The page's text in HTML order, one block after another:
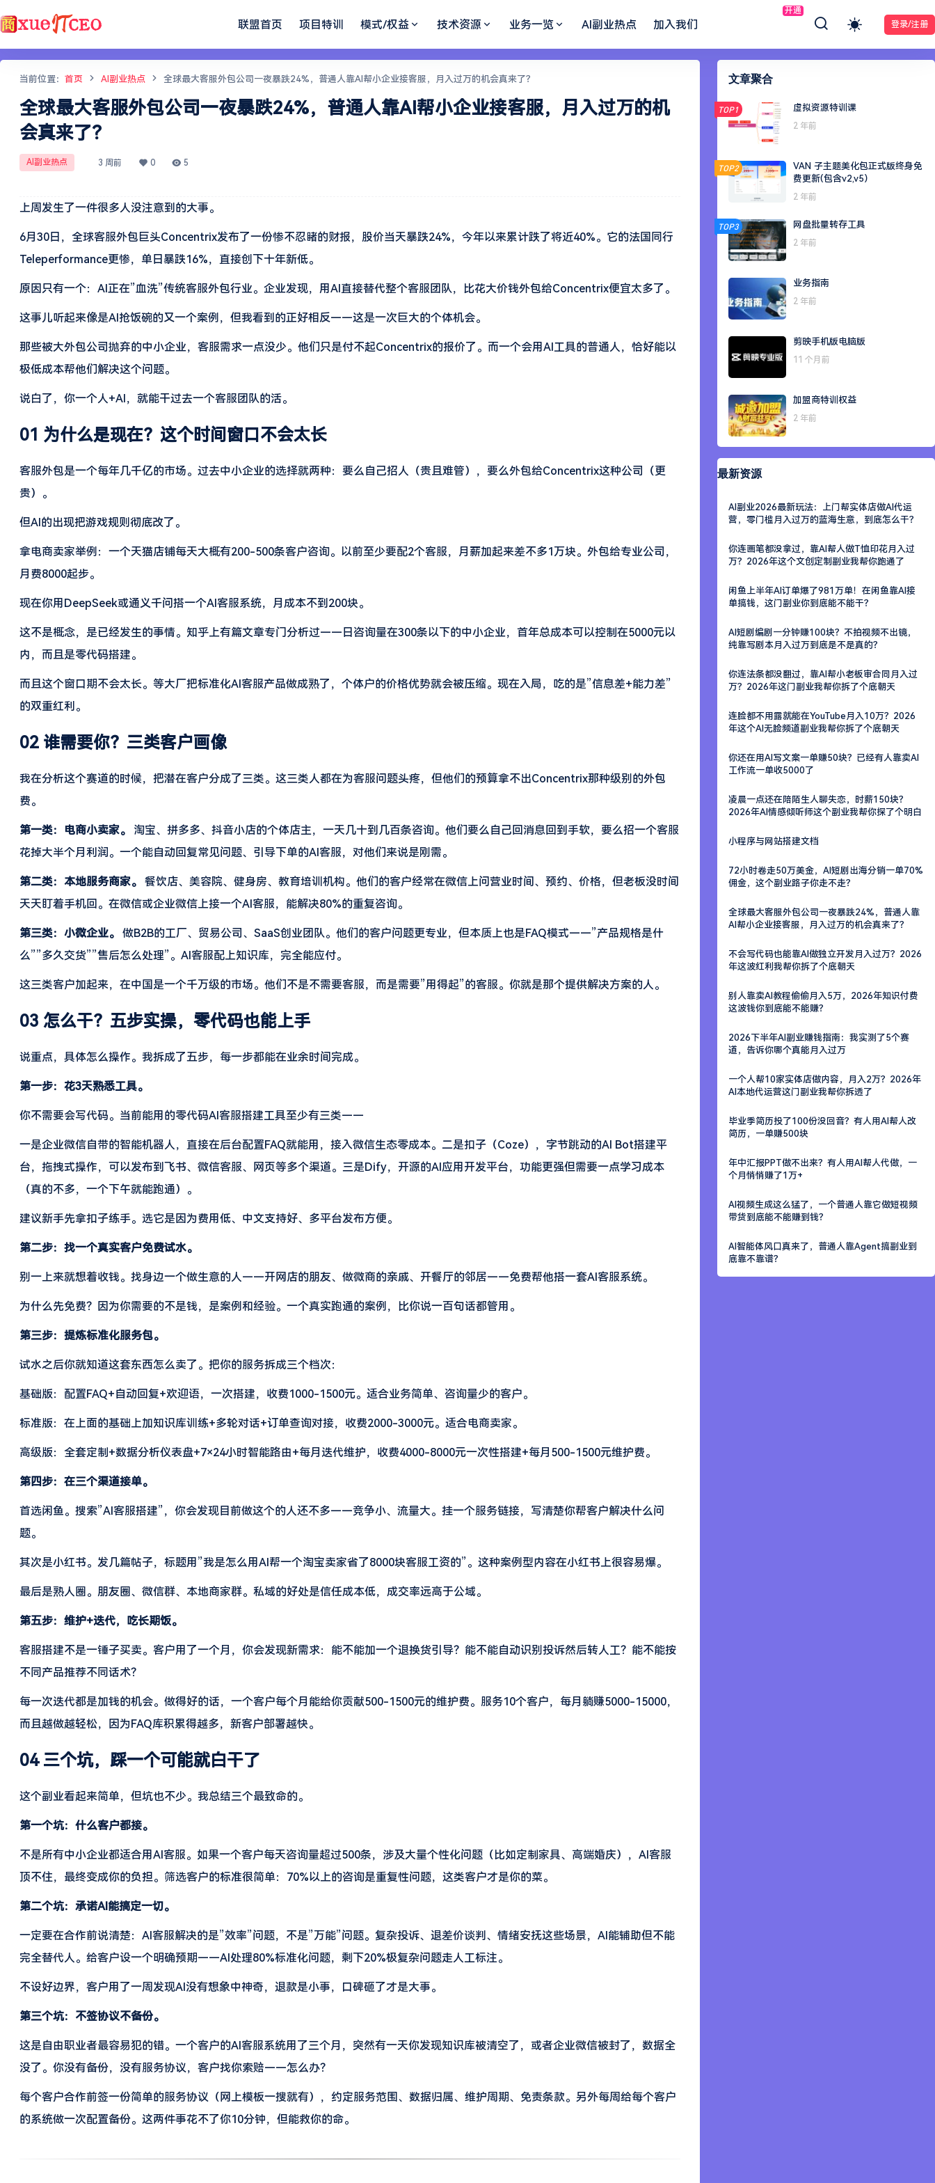
开通
登录/注册
联盟首页 项目特训 模式/权益 技术资源 业务一览 AI副业热点 加入我们
当前位置： 首页 AI副业热点 全球最大客服外包公司一夜暴跌24%，普通人靠AI帮小企业接客服，月入过万的机会真来了？
全球最大客服外包公司一夜暴跌24%，普通人靠AI帮小企业接客服，月入过万的机
会真来了？
AI副业热点 3 周前 0 5
上周发生了一件很多人没注意到的大事。
6月30日，全球客服外包巨头Concentrix发布了一份惨不忍睹的财报，股价当天暴跌24%，今年以来累计跌了将近40%。它的法国同行
Teleperformance更惨，单日暴跌16%，直接创下十年新低。
原因只有一个：AI正在”血洗”传统客服外包行业。企业发现，用AI直接替代整个客服团队，比花大价钱外包给Concentrix便宜太多了。
这事儿听起来像是AI抢饭碗的又一个案例，但我看到的正好相反——这是一次巨大的个体机会。
那些被大外包公司抛弃的中小企业，客服需求一点没少。他们只是付不起Concentrix的报价了。而一个会用AI工具的普通人，恰好能以
极低成本帮他们解决这个问题。
说白了，你一个人+AI，就能干过去一个客服团队的活。
01 为什么是现在？这个时间窗口不会太长
客服外包是一个每年几千亿的市场。过去中小企业的选择就两种：要么自己招人（贵且难管），要么外包给Concentrix这种公司（更
贵）。
但AI的出现把游戏规则彻底改了。
拿电商卖家举例：一个天猫店铺每天大概有200-500条客户咨询。以前至少要配2个客服，月薪加起来差不多1万块。外包给专业公司，
月费8000起步。
现在你用DeepSeek或通义千问搭一个AI客服系统，月成本不到200块。
这不是概念，是已经发生的事情。知乎上有篇文章专门分析过——日咨询量在300条以下的中小企业，首年总成本可以控制在5000元以
内，而且是零代码搭建。
而且这个窗口期不会太长。等大厂把标准化AI客服产品做成熟了，个体户的价格优势就会被压缩。现在入局，吃的是”信息差+能力差”
的双重红利。
02 谁需要你？三类客户画像
我在分析这个赛道的时候，把潜在客户分成了三类。这三类人都在为客服问题头疼，但他们的预算拿不出Concentrix那种级别的外包
费。
第一类：电商小卖家。
淘宝、拼多多、抖音小店的个体店主，一天几十到几百条咨询。他们要么自己回消息回到手软，要么招一个客服
花掉大半个月利润。一个能自动回复常见问题、引导下单的AI客服，对他们来说是刚需。
第二类：本地服务商家。
餐饮店、美容院、健身房、教育培训机构。他们的客户经常在微信上问营业时间、预约、价格，但老板没时间
天天盯着手机回。在微信或企业微信上接一个AI客服，能解决80%的重复咨询。
第三类：小微企业。
做B2B的工厂、贸易公司、SaaS创业团队。他们的客户问题更专业，但本质上也是FAQ模式——”产品规格是什
么””多久交货””售后怎么处理”。AI客服配上知识库，完全能应付。
这三类客户加起来，在中国是一个千万级的市场。他们不是不需要客服，而是需要”用得起”的客服。你就是那个提供解决方案的人。
03 怎么干？五步实操，零代码也能上手
说重点，具体怎么操作。我拆成了五步，每一步都能在业余时间完成。
第一步：花3天熟悉工具。
你不需要会写代码。当前能用的零代码AI客服搭建工具至少有三类——
一是企业微信自带的智能机器人，直接在后台配置FAQ就能用，接入微信生态零成本。二是扣子（Coze），字节跳动的AI Bot搭建平
台，拖拽式操作，可以发布到飞书、微信客服、网页等多个渠道。三是Dify，开源的AI应用开发平台，功能更强但需要一点学习成本
（真的不多，一个下午就能跑通）。
建议新手先拿扣子练手。选它是因为费用低、中文支持好、多平台发布方便。
第二步：找一个真实客户免费试水。
别一上来就想着收钱。找身边一个做生意的人——开网店的朋友、做微商的亲戚、开餐厅的邻居——免费帮他搭一套AI客服系统。
为什么先免费？因为你需要的不是钱，是案例和经验。一个真实跑通的案例，比你说一百句话都管用。
第三步：提炼标准化服务包。
试水之后你就知道这套东西怎么卖了。把你的服务拆成三个档次：
基础版：配置FAQ+自动回复+欢迎语，一次搭建，收费1000-1500元。适合业务简单、咨询量少的客户。
标准版：在上面的基础上加知识库训练+多轮对话+订单查询对接，收费2000-3000元。适合电商卖家。
高级版：全套定制+数据分析仪表盘+7×24小时智能路由+每月迭代维护，收费4000-8000元一次性搭建+每月500-1500元维护费。
第四步：在三个渠道接单。
首选闲鱼。搜索”AI客服搭建”，你会发现目前做这个的人还不多——竞争小、流量大。挂一个服务链接，写清楚你帮客户解决什么问
题。
其次是小红书。发几篇帖子，标题用”我是怎么用AI帮一个淘宝卖家省了8000块客服工资的”。这种案例型内容在小红书上很容易爆。
最后是熟人圈。朋友圈、微信群、本地商家群。私域的好处是信任成本低，成交率远高于公域。
第五步：维护+迭代，吃长期饭。
客服搭建不是一锤子买卖。客户用了一个月，你会发现新需求：能不能加一个退换货引导？能不能自动识别投诉然后转人工？能不能按
不同产品推荐不同话术？
每一次迭代都是加钱的机会。做得好的话，一个客户每个月能给你贡献500-1500元的维护费。服务10个客户，每月躺赚5000-15000，
而且越做越轻松，因为FAQ库积累得越多，新客户部署越快。
04 三个坑，踩一个可能就白干了
这个副业看起来简单，但坑也不少。我总结三个最致命的。
第一个坑：什么客户都接。
不是所有中小企业都适合用AI客服。如果一个客户每天咨询量超过500条，涉及大量个性化问题（比如定制家具、高端婚庆），AI客服
顶不住，最终变成你的负担。筛选客户的标准很简单：70%以上的咨询是重复性问题，这类客户才是你的菜。
第二个坑：承诺AI能搞定一切。
一定要在合作前说清楚：AI客服解决的是”效率”问题，不是”万能”问题。复杂投诉、退差价谈判、情绪安抚这些场景，AI能辅助但不能
完全替代人。给客户设一个明确预期——AI处理80%标准化问题，剩下20%极复杂问题走人工标注。
不设好边界，客户用了一周发现AI没有想象中神奇，退款是小事，口碑砸了才是大事。
第三个坑：不签协议不备份。
这是自由职业者最容易犯的错。一个客户的AI客服系统用了三个月，突然有一天你发现知识库被清空了，或者企业微信被封了，数据全
没了。你没有备份，没有服务协议，客户找你索赔——怎么办？
每个客户合作前签一份简单的服务协议（网上模板一搜就有），约定服务范围、数据归属、维护周期、免责条款。另外每周给每个客户
的系统做一次配置备份。这两件事花不了你10分钟，但能救你的命。
文章聚合
TOP1 虚拟资源特训课
2 年前
TOP2
VAN 子主题美化包正式版终身免
费更新(包含v2,v5）
2 年前
TOP3 网盘批量转存工具
2 年前
业务指南
2 年前
剪映手机版电脑版
11 个月前
加盟商特训权益
2 年前
最新资源
AI副业2026最新玩法：上门帮实体店做AI代运
营，零门槛月入过万的蓝海生意，到底怎么干？
你连画笔都没拿过，靠AI帮人做T恤印花月入过
万？2026年这个文创定制副业我帮你跑通了
闲鱼上半年AI订单爆了981万单！在闲鱼靠AI接
单搞钱，这门副业你到底能不能干？
AI短剧编剧一分钟赚100块？不拍视频不出镜，
纯靠写剧本月入过万到底是不是真的？
你连法条都没翻过，靠AI帮小老板审合同月入过
万？2026年这门副业我帮你拆了个底朝天
连脸都不用露就能在YouTube月入10万？2026
年这个AI无脸频道副业我帮你拆了个底朝天
你还在用AI写文案一单赚50块？已经有人靠卖AI
工作流一单收5000了
凌晨一点还在陪陌生人聊失恋，时薪150块？
2026年AI情感倾听师这个副业我帮你探了个明白
小程序与网站搭建文档
72小时卷走50万美金，AI短剧出海分销一单70%
佣金，这个副业路子你走不走？
全球最大客服外包公司一夜暴跌24%，普通人靠
AI帮小企业接客服，月入过万的机会真来了？
不会写代码也能靠AI做独立开发月入过万？2026
年这波红利我帮你拆了个底朝天
别人靠卖AI教程偷偷月入5万，2026年知识付费
这波钱你到底能不能赚？
2026下半年AI副业赚钱指南：我实测了5个赛
道，告诉你哪个真能月入过万
一个人帮10家实体店做内容，月入2万？2026年
AI本地代运营这门副业我帮你拆透了
毕业季简历投了100份没回音？有人用AI帮人改
简历，一单赚500块
年中汇报PPT做不出来？有人用AI帮人代做，一
个月悄悄赚了1万+
AI视频生成这么猛了，一个普通人靠它做短视频
带货到底能不能赚到钱？
AI智能体风口真来了，普通人靠Agent搞副业到
底靠不靠谱？